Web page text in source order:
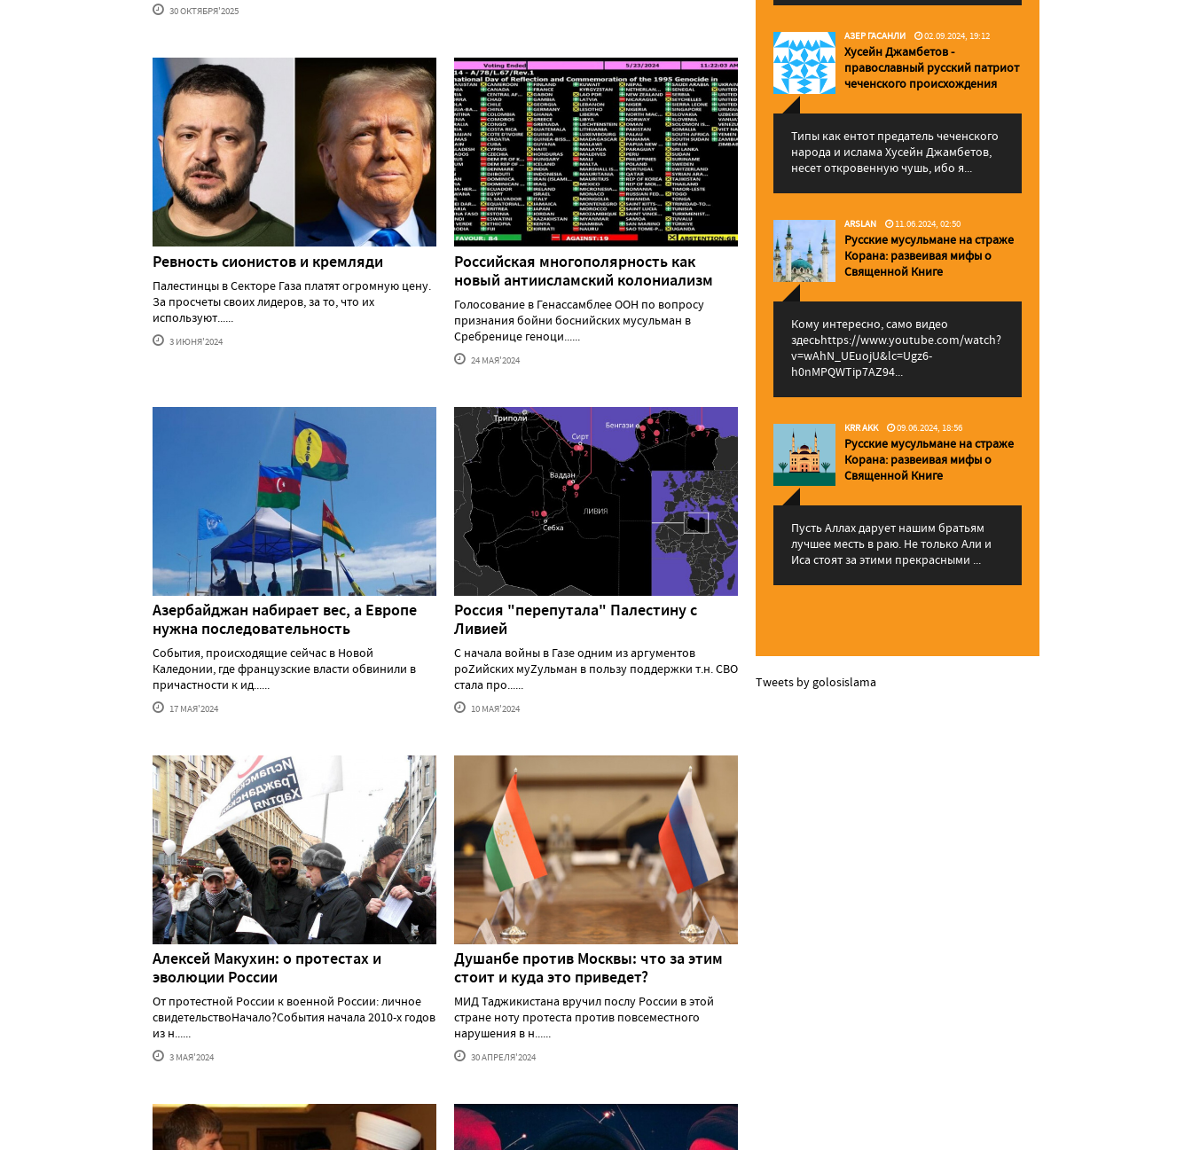
30 ОКТЯБРЯ'2025
Ревность сионистов и кремляди
Палестинцы в Секторе Газа платят огромную цену.
За просчеты своих лидеров, за то, что их
используют......
3 ИЮНЯ'2024
Российская многополярность как
новый антиисламский колониализм
Голосование в Генассамблее ООН по вопросу
признания бойни боснийских мусульман в
Сребренице геноци......
24 МАЯ'2024
Азербайджан набирает вес, а Европе
нужна последовательность
События, происходящие сейчас в Новой
Каледонии, где французские власти обвинили в
причастности к ид......
17 МАЯ'2024
Россия "перепутала" Палестину с
Ливией
С начала войны в Газе одним из аргументов
роZийских муZульман в пользу поддержки т.н. СВО
стала про......
10 МАЯ'2024
Алексей Макуxин: о протестаx и
эволюции России
От протестной России к военной России: личное
свидетельствоНачало?События начала 2010-х годов
из н......
3 МАЯ'2024
Душанбе против Москвы: что за этим
стоит и куда это приведет?
МИД Таджикистана вручил послу России в этой
стране ноту протеста против повсеместного
нарушения в н......
30 АПРЕЛЯ'2024
АЗЕР ГАСАНЛИ 02.09.2024, 19:12
Хусейн Джамбетов -
православный русский патриот
чеченского происхождения
Типы как ентот предатель чеченского
народа и ислама Хусейн Джамбетов,
несет откровенную чушь, ибо я...
ARSLAN 11.06.2024, 02:50
Русские мусульмане на страже
Корана: pазвеивая мифы о
Священной Книге
Кому интересно, само видео
здесьhttps://www.youtube.com/watch?
v=wAhN_UEuojU&lc=Ugz6-
h0nMPQWTip7AZ94...
KRR AKK 09.06.2024, 18:56
Русские мусульмане на страже
Корана: pазвеивая мифы о
Священной Книге
Пусть Аллах дарует нашим братьям
лучшее месть в раю. Не только Али и
Иса стоят за этими прекрасными ...
Tweets by golosislama